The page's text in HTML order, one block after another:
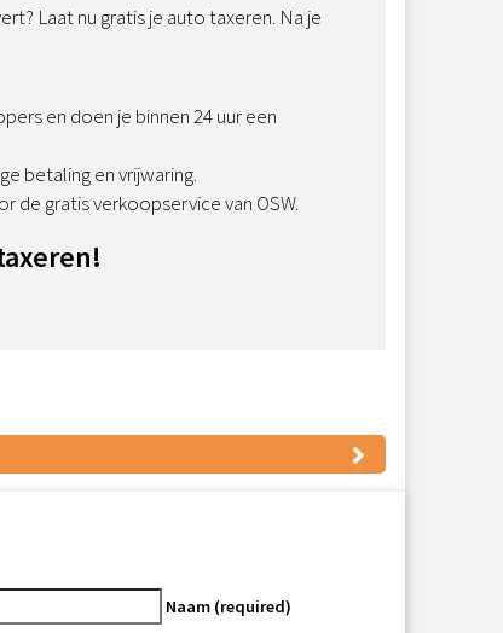
Laat nu gratis je auto taxeren. Na je
en doen je binnen 24 uur een
betaling en vrijwaring.
gratis verkoopservice van OSW.
Naam (required)